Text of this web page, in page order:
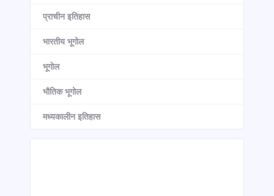
प्राचीन इतिहास
भारतीय भूगोल
भूगोल
भौतिक भूगोल
मध्यकालीन इतिहास